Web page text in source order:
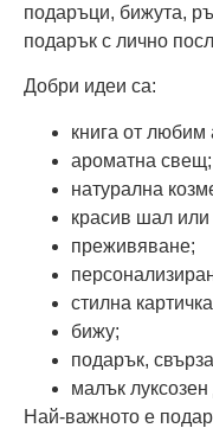
подаръци, бижута,
подарък с лично
Добри идеи са:
книга от любим
ароматна свещ;
натурална
красив шал или
преживяване;
стилна
бижу;
подарък,
малък
Най-важното е